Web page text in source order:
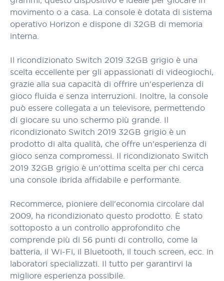
movimento o a casa. La console è dotata di sistema
operativo Horizon e dispone di 32GB di memoria
interna.
Il ricondizionato Switch 2019 32GB grigio è una
scelta eccellente per gli appassionati di videogiochi,
grazie alla sua capacità di offrire un'esperienza di
gioco fluida e senza interruzioni. Inoltre, la console
può essere collegata a un televisore, permettendo
di giocare su uno schermo più grande. Il
ricondizionato Switch 2019 32GB grigio è un
prodotto di alta qualità, che offre un'esperienza di
gioco senza compromessi. Il ricondizionato Switch
2019 32GB grigio è un'ottima scelta per chi cerca
una console ibrida affidabile e performante.
Recommerce, pioniere dell'economia circolare dal
2009, ha ricondizionato questo prodotto. È stato
sottoposto a un controllo approfondito che
comprende più di 56 punti di controllo, come la
batteria, il Wi-Fi, il Bluetooth, il touch screen, ecc. in
laboratori specializzati. Il tutto per garantirvi la
migliore esperienza possibile.